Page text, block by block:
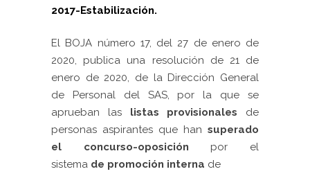
2017-Estabilización.
El BOJA número 17, del 27 de enero de
2020, publica una resolución de 21 de
enero de 2020, de la Dirección General
de Personal del SAS, por la que se
aprueban las listas provisionales de
personas aspirantes que han superado
el concurso-oposición por el
sistema de promoción interna de